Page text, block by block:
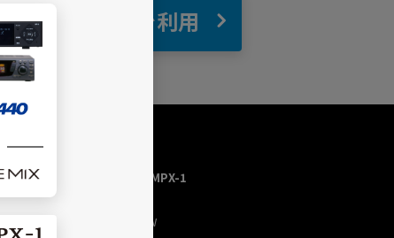
自宅 でBGMを利用
USEN MUSIC HOME／MPX-1
トップページ
今流れている曲（NOW